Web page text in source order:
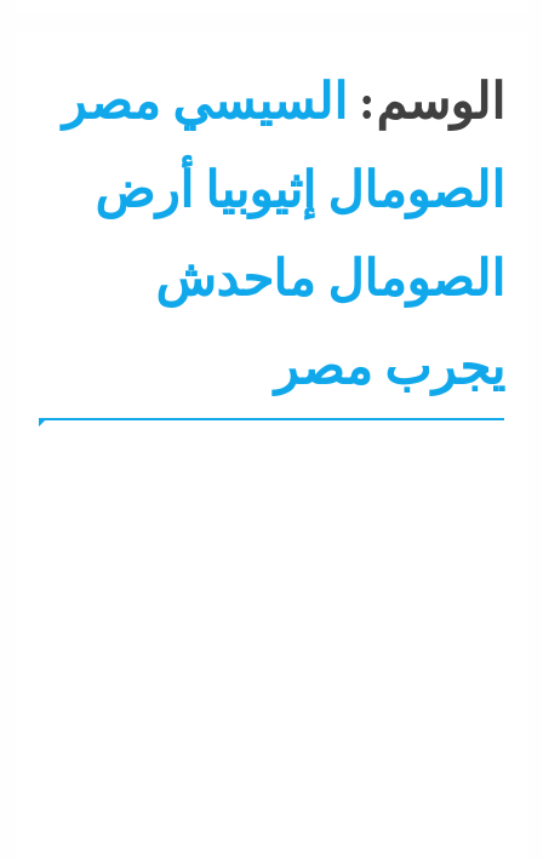
الوسم: السيسي مصر
الصومال إثيوبيا أرض
الصومال ماحدش
يجرب مصر
الرئيس الشرق الأوسط جاءنا الآن عرب و عالم نشرة